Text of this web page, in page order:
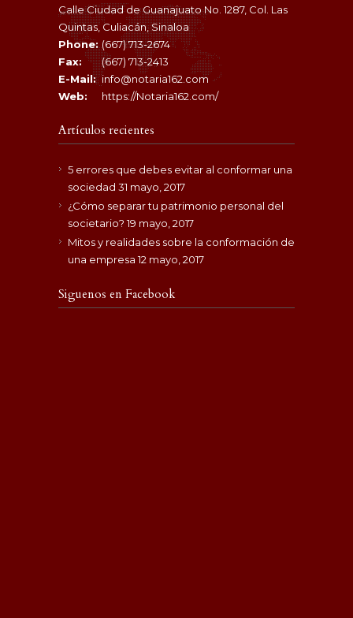
Calle Ciudad de Guanajuato No. 1287, Col. Las
Quintas, Culiacán, Sinaloa
Phone: (667) 713-2674
Fax:
(667) 713-2413
E-Mail: info@notaria162.com
Web:
https://Notaria162.com/
Artículos recientes
5 errores que debes evitar al conformar una
sociedad 31 mayo, 2017
¿Cómo separar tu patrimonio personal del
societario? 19 mayo, 2017
Mitos y realidades sobre la conformación de
una empresa 12 mayo, 2017
Siguenos en Facebook